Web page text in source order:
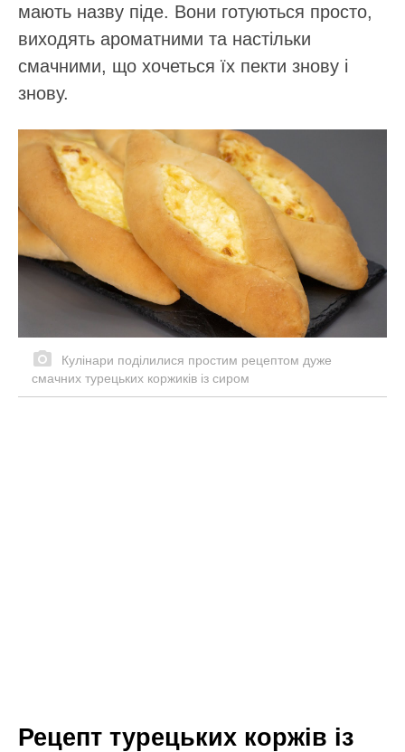
мають назву піде. Вони готуються просто,
виходять ароматними та настільки
смачними, що хочеться їх пекти знову і
знову.
Кулінари поділилися простим рецептом дуже
смачних турецьких коржиків із сиром
Рецепт турецьких коржів із